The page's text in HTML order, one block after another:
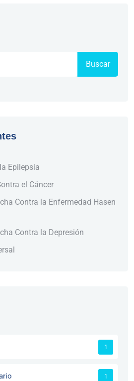
Buscar
Epilepsia
el Cáncer
Contra la Enfermedad Hasen
Contra la Depresión
1
1